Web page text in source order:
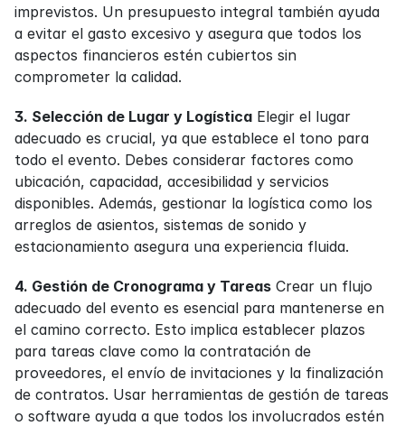
imprevistos. Un presupuesto integral también ayuda
a evitar el gasto excesivo y asegura que todos los
aspectos financieros estén cubiertos sin
comprometer la calidad.
3. Selección de Lugar y Logística Elegir el lugar
adecuado es crucial, ya que establece el tono para
todo el evento. Debes considerar factores como
ubicación, capacidad, accesibilidad y servicios
disponibles. Además, gestionar la logística como los
arreglos de asientos, sistemas de sonido y
estacionamiento asegura una experiencia fluida.
4. Gestión de Cronograma y Tareas Crear un flujo
adecuado del evento es esencial para mantenerse en
el camino correcto. Esto implica establecer plazos
para tareas clave como la contratación de
proveedores, el envío de invitaciones y la finalización
de contratos. Usar herramientas de gestión de tareas
o software ayuda a que todos los involucrados estén